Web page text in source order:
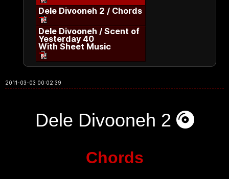
Dele Divooneh 2 / Chords
Dele Divooneh / Scent of
Yesterday 40
With Sheet Music
2011-03-03 00:02:39
Dele Divooneh 2
Chords